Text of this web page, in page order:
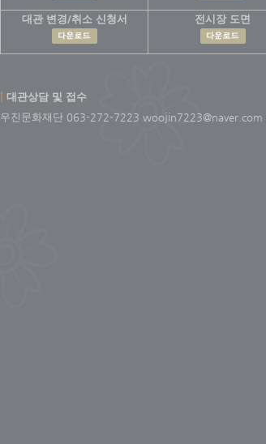
대관 변경/취소 신청서 전시장 도면
대관상담 및 접수
우진문화재단 063-272-7223 woojin7223@naver.com